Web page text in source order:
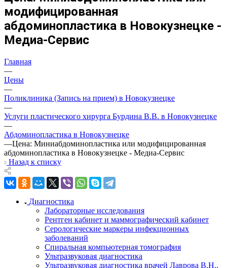
модифицированная
абдоминопластика в Новокузнецке -
Медиа-Сервис
Главная
—
Цены
—
Поликлиника (Запись на прием) в Новокузнецке
—
Услуги пластического хирурга Бурдина В.В. в Новокузнецке
—
Абдоминопластика в Новокузнецке
—Цена: Миниабдоминопластика или модифицированная
абдоминопластика в Новокузнецке - Медиа-Сервис
Назад к списку
Диагностика
Лабораторные исследования
Рентген кабинет и маммографический кабинет
Серологические маркеры инфекционных
заболеваний
Спиральная компьютерная томография
Ультразвуковая диагностика
Ультразвуковая диагностика врачей Лаврова В.Н.,